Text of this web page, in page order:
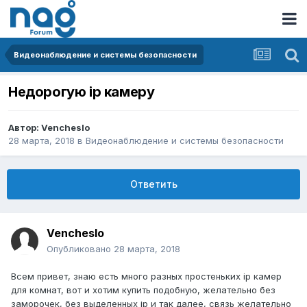
Видеонаблюдение и системы безопасности
Недорогую ip камеру
Автор: Vencheslo
28 марта, 2018 в Видеонаблюдение и системы безопасности
Ответить
Vencheslo
Опубликовано 28 марта, 2018
Всем привет, знаю есть много разных простеньких ip камер
для комнат, вот и хотим купить подобную, желательно без
заморочек, без выделенных ip и так далее, связь желательно